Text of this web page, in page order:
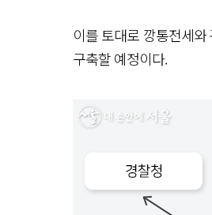
이를 토대로 깡통전세
구축할 예정이다.